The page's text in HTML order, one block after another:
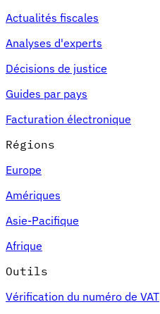
Actualités fiscales
Analyses d'experts
Décisions de justice
Guides par pays
Facturation électronique
Régions
Europe
Amériques
Asie-Pacifique
Afrique
Outils
Vérification du numéro de VAT